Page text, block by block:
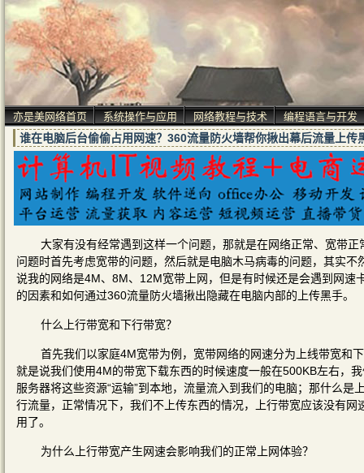
亦是美网络首页 系统操作与应用 网络教程与技术 编程语言与开发
谁在电脑后台偷偷占用网速？360流量防火墙帮你揪出幕后流量上传
大家有没有经常遇到这样一个问题，那就是在网络正常、宽带
问题时首先考虑宽带的问题，然后就是电脑木马病毒的问题，其实
说我的网络是4M、8M、12M宽带上网，但是有时候还是会遇到网
的因素和如何通过360流量防火墙揪出隐藏在电脑内部的上传黑手。
什么上行带宽和下行带宽？
首先我们以家庭4M宽带为例，宽带网络的网速分为上线带宽和
就是说我们使用4M的带宽下载东西的时候速度一般在500KB左右，
服务器将这些资源“运输”到本地，流量流入到我们的电脑；那什么
行流量，正常情况下，我们不上传东西的情况，上行带宽应该没有
用了。
为什么上行带宽产生网速会影响我们的正常上网体验？